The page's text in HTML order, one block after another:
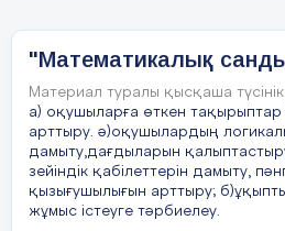
Жауабы: Лейбниц
«Парабола» деген атауды
заманымыздан бұрыңғы
(262-190) жылдарда өмір
ғалымы.
Жауабы: Аполлони
Үш сызықтан пайда
(үшбұрыш)
1/10 санының кері
Бес жарым таяқтың
(12)
Қайрат Жанардан
"Математикалық
Материал туралы қысқаша түсінік
а) оқушыларға өткен тақырыптар
арттыру. ә)оқушылардың
дамыту,дағдыларын
зейіндік қабілеттерін дамыту,
қызығушылығын арттыру;
жұмыс істеуге тәрбиелеу.